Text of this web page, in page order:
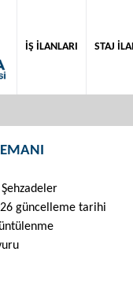
İŞ İLANLARI STAJ
güncelleme tarihi